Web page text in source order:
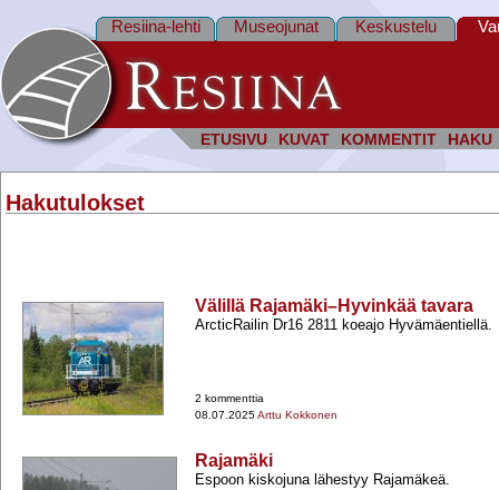
ETUSIVU KUVAT KOMMENTIT HAKU
Resiina-lehti Museojunat Keskustelu
Hakutulokset
Välillä Rajamäki–Hyvinkää tavara
ArcticRailin Dr16 2811 koeajo Hyvämäentiellä.
2 kommenttia
08.07.2025Arttu Kokkonen
Rajamäki
Espoon kiskojuna lähestyy Rajamäkeä.